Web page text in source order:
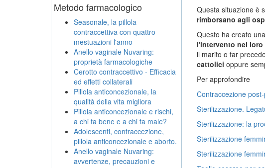
Questa situazione è
rimborsano agli
Questo ha creato
l'intervento nei
il marito o far
cattolici oppure
Per approfondire
Contraccezione
Sterilizzazione.
Sterilizzazione: la
Sterilizzazione
Sterilizzazione
Metodo farmacologico
Seasonale, la pillola
contraccettiva con quattro
mestuazioni l'anno
Anello vaginale Nuvaring:
proprietà farmacologiche
Cerotto contraccettivo - Efficacia
ed effetti collaterali
Pillola anticoncezionale, la
qualità della vita migliora
Pillola anticoncezionale e rischi,
a chi fa bene e a chi fa male?
Adolescenti, contraccezione,
pillola anticoncezionale e aborto.
Anello vaginale Nuvaring:
avvertenze, precauzioni e